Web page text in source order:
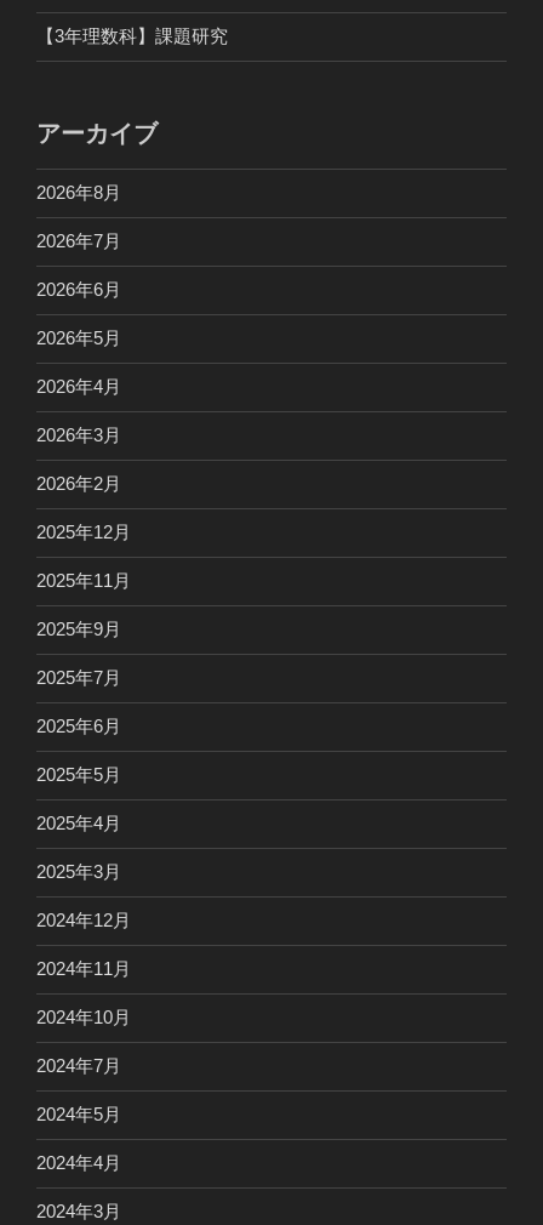
【3年理数科】課題研究
アーカイブ
2026年8月
2026年7月
2026年6月
2026年5月
2026年4月
2026年3月
2026年2月
2025年12月
2025年11月
2025年9月
2025年7月
2025年6月
2025年5月
2025年4月
2025年3月
2024年12月
2024年11月
2024年10月
2024年7月
2024年5月
2024年4月
2024年3月